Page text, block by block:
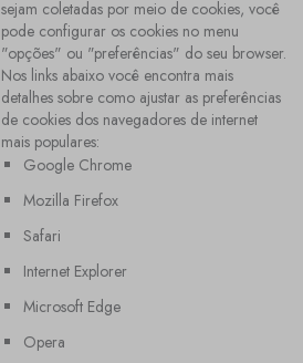
sejam coletadas por meio de cookies, você
pode configurar os cookies no menu
"opções" ou "preferências" do seu browser.
Nos links abaixo você encontra mais
detalhes sobre como ajustar as preferências
de cookies dos navegadores de internet
mais populares:
Google Chrome
Mozilla Firefox
Safari
Internet Explorer
Microsoft Edge
Opera